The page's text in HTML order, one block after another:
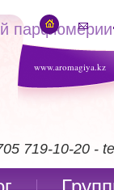
www.aromagiya.kz
парфюмерии
719-10-20 -